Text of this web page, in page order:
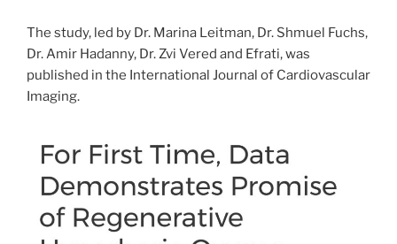
The study, led by Dr. Marina Leitman, Dr. Shmuel Fuchs,
Dr. Amir Hadanny, Dr. Zvi Vered and Efrati, was
published in the International Journal of Cardiovascular
Imaging.